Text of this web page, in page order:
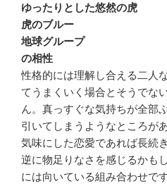
ゆったりとした悠然の虎
虎のブルー
地球グループ
の相性
性格的には理解し合える二人
てうまくいく場合とそうでな
ん。真っすぐな気持ちが全部
引いてしまうようなところが
気味にした恋愛であれば長続
逆に物足りなさを感じるかも
には向いている組み合わせです